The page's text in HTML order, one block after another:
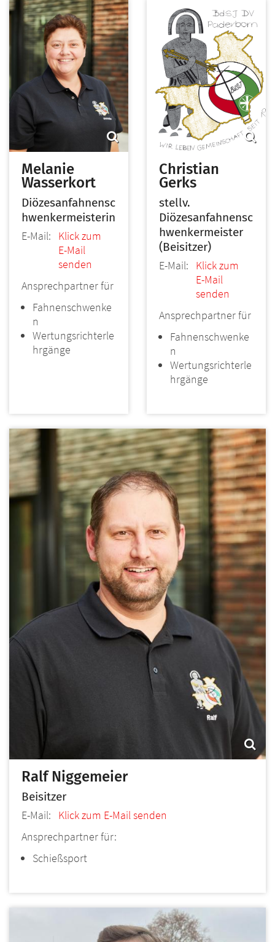
Melanie
Wasserkort
Diözesanfahnensc
hwenkermeisterin
E-Mail:
Klick zum
E-Mail
senden
Ansprechpartner für
Fahnenschwenke
n
Wertungsrichterle
hrgänge
Christian
Gerks
stellv.
Diözesanfahnensc
hwenkermeister
(Beisitzer)
E-Mail:
Klick zum
E-Mail
senden
Ansprechpartner für
Fahnenschwenke
n
Wertungsrichterle
hrgänge
RalfNiggemeier
Beisitzer
E-Mail:
Klick zum E-Mail senden
Ansprechpartner für:
Schießsport